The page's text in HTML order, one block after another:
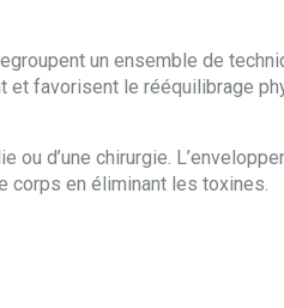
un ensemble de
favorisent le rééquilibrage
d’une chirurgie.
corps en éliminant les toxines.